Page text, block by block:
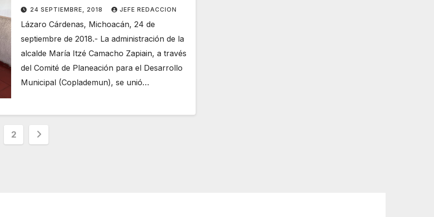
con cáncer
24 SEPTIEMBRE, 2018 JEFE REDACCION
Lázaro Cárdenas, Michoacán, 24 de
septiembre de 2018.- La administración de la
alcalde María Itzé Camacho Zapiain, a través
del Comité de Planeación para el Desarrollo
Municipal (Coplademun), se unió…
2